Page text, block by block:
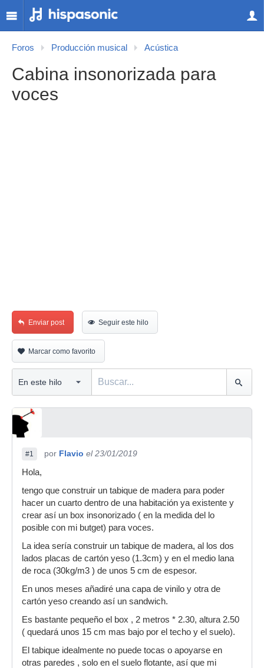
Foros Producción musical Acústica
Cabina insonorizada para
voces
Enviar post Seguir este hilo
Marcar como favorito
#1 por Flavio el 23/01/2019
Hola,
tengo que construir un tabique de madera para poder
hacer un cuarto dentro de una habitación ya existente y
crear así un box insonorizado ( en la medida del lo
posible con mi butget) para voces.
La idea sería construir un tabique de madera, al los dos
lados placas de cartón yeso (1.3cm) y en el medio lana
de roca (30kg/m3 ) de unos 5 cm de espesor.
En unos meses añadiré una capa de vinilo y otra de
cartón yeso creando así un sandwich.
Es bastante pequeño el box , 2 metros * 2.30, altura 2.50
( quedará unos 15 cm mas bajo por el techo y el suelo).
El tabique idealmente no puede tocas o apoyarse en
otras paredes , solo en el suelo flotante, así que mi